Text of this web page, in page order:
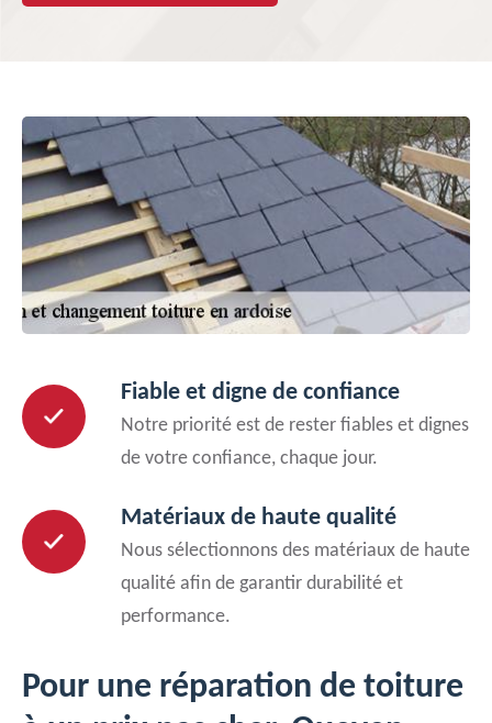
Fiable et digne de confiance
Notre priorité est de rester fiables et dignes
de votre confiance, chaque jour.
Matériaux de haute qualité
Nous sélectionnons des matériaux de haute
qualité afin de garantir durabilité et
performance.
Pour une réparation de toiture